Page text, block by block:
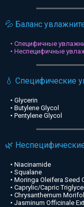
💦 Баланс
• Специфичные
• Неспецифичные
💧 Специфические
• Glycerin
• Butylene Glycol
• Pentylene Glycol
🌿
• Niacinamide
• Squalane
• Moringa Oleifera Seed
• Caprylic/Capric
• Chrysanthemum
• Jasminum Officinale